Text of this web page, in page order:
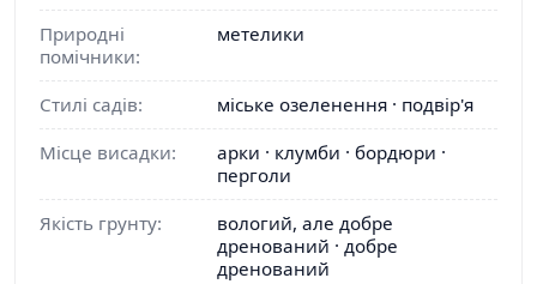
Природні
помічники:
метелики
Стилі садів:
міське озеленення · подвір'я
Місце висадки:
арки · клумби · бордюри ·
перголи
Якість грунту:
вологий, але добре
дренований · добре
дренований